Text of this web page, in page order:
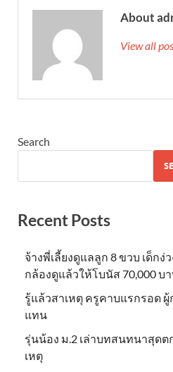
About
View all
Search
Recent Posts
จ้างพี่เลี้ยงดูแลลูก 8 ขวบ เด็ก
กล้องดูแล้วให้โบนัส 70,000 บ
รู้แล้วสาเหตุ ครูคาบแรกรอด
แทน
รุ่นน้อง ม.2 เล่าบทสนทนาสุด
เหตุ